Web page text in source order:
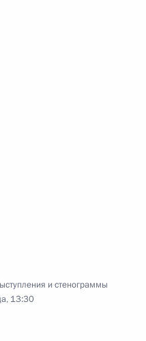
и стенограммы
13:30